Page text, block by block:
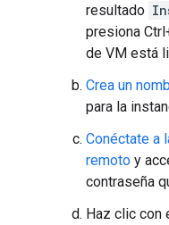
resultado
presiona
de VM está
Crea un
para la
Conéctate a
remoto y
contraseña
Haz clic con